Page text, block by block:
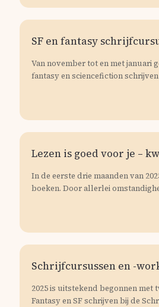
SF en fantasy
Van november tot en met januari
fantasy en sciencefiction schrijven
Lezen is goed voor je –
In de eerste drie maanden van
boeken. Door allerlei
Schrijfcursussen en -
2025 is uitstekend begonnen met
Fantasy en SF schrijven bij de